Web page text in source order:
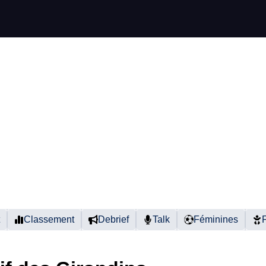
Classement Debrief Talk Féminines